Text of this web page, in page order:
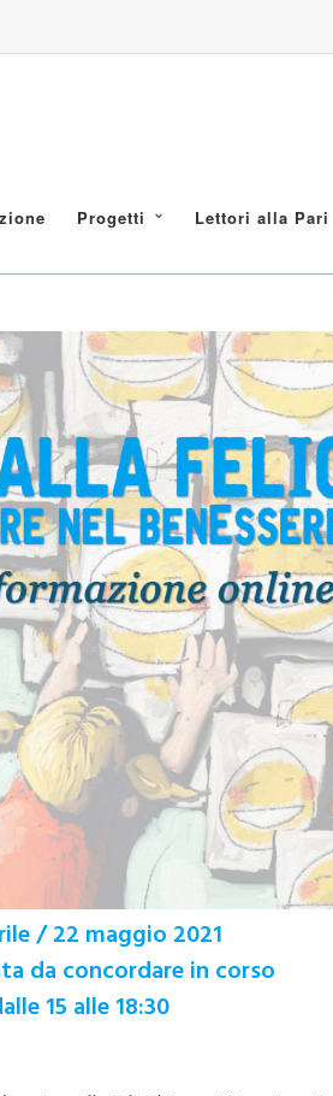
Progetti Lettori alla Pari
/ 22 maggio 2021
da concordare in corso
15 alle 18:30